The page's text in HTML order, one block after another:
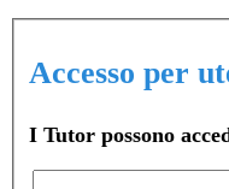
Accesso per
I Tutor possono